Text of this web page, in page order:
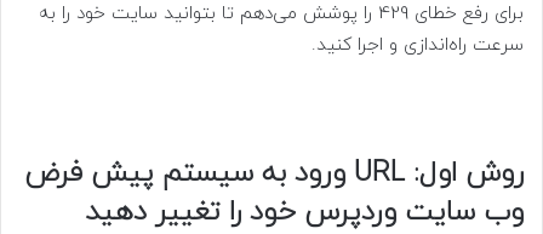
برای رفع خطای 429 را پوشش می‌دهم تا بتوانید سایت خود را به
سرعت راه‌اندازی و اجرا کنید.
روش اول: URL ورود به سیستم پیش فرض
وب سایت وردپرس خود را تغییر دهید